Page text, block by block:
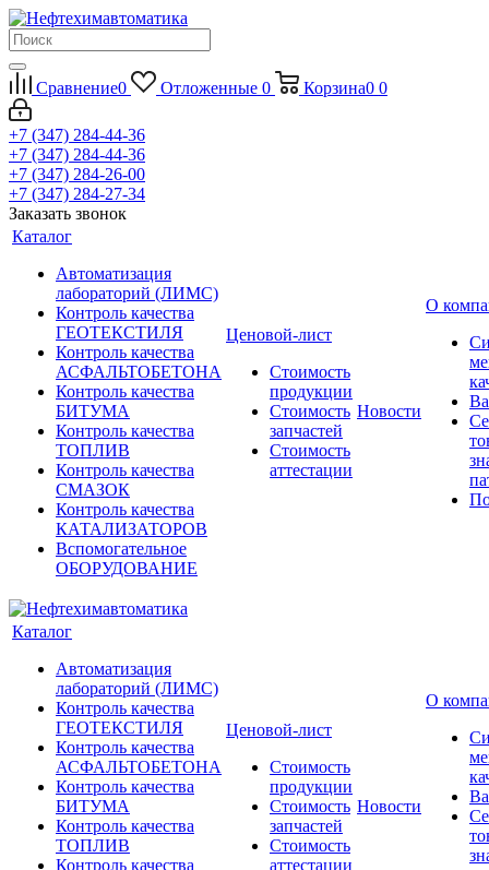
Сравнение0 Отложенные 0 Корзина0 0
+7 (347) 284-44-36
+7 (347) 284-44-36
+7 (347) 284-26-00
+7 (347) 284-27-34
Заказать звонок
Каталог
Автоматизация
лабораторий (ЛИМС)
Контроль качества
ГЕОТЕКСТИЛЯ
Контроль качества
АСФАЛЬТОБЕТОНА
Контроль качества
БИТУМА
Контроль качества
ТОПЛИВ
Контроль качества
СМАЗОК
Контроль качества
КАТАЛИЗАТОРОВ
Вспомогательное
ОБОРУДОВАНИЕ
Ценовой-лист
Стоимость
продукции
Стоимость
запчастей
Стоимость
аттестации
Новости
О
Каталог
Автоматизация
лабораторий (ЛИМС)
Контроль качества
ГЕОТЕКСТИЛЯ
Контроль качества
АСФАЛЬТОБЕТОНА
Контроль качества
БИТУМА
Контроль качества
ТОПЛИВ
Контроль качества
Ценовой-лист
Стоимость
продукции
Стоимость
запчастей
Стоимость
аттестации
Новости
О